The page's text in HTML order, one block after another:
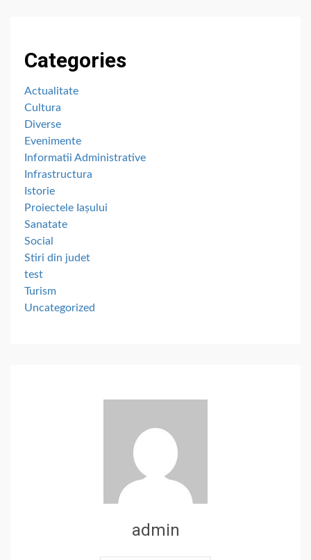
Categories
Actualitate
Cultura
Diverse
Evenimente
Informatii Administrative
Infrastructura
Istorie
Proiectele Iașului
Sanatate
Social
Stiri din judet
test
Turism
Uncategorized
admin